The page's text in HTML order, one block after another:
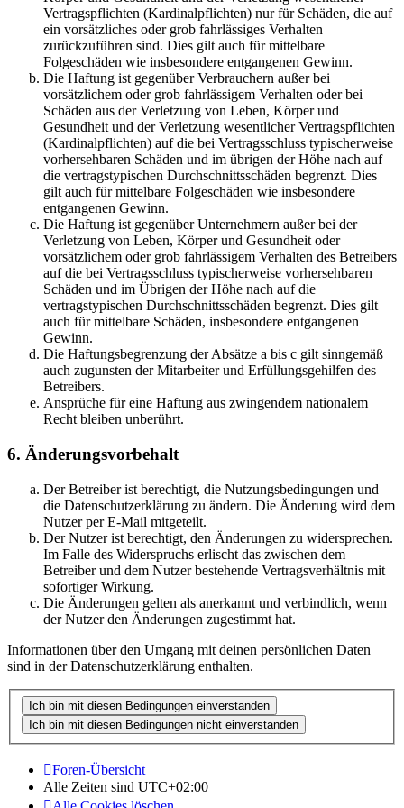
Vertragspflichten (Kardinalpflichten) nur für Schäden, die auf
ein vorsätzliches oder grob fahrlässiges Verhalten
zurückzuführen sind. Dies gilt auch für mittelbare
Folgeschäden wie insbesondere entgangenen Gewinn.
Die Haftung ist gegenüber Verbrauchern außer bei
vorsätzlichem oder grob fahrlässigem Verhalten oder bei
Schäden aus der Verletzung von Leben, Körper und
Gesundheit und der Verletzung wesentlicher Vertragspflichten
(Kardinalpflichten) auf die bei Vertragsschluss typischerweise
vorhersehbaren Schäden und im übrigen der Höhe nach auf
die vertragstypischen Durchschnittsschäden begrenzt. Dies
gilt auch für mittelbare Folgeschäden wie insbesondere
entgangenen Gewinn.
Die Haftung ist gegenüber Unternehmern außer bei der
Verletzung von Leben, Körper und Gesundheit oder
vorsätzlichem oder grob fahrlässigem Verhalten des Betreibers
auf die bei Vertragsschluss typischerweise vorhersehbaren
Schäden und im Übrigen der Höhe nach auf die
vertragstypischen Durchschnittsschäden begrenzt. Dies gilt
auch für mittelbare Schäden, insbesondere entgangenen
Gewinn.
Die Haftungsbegrenzung der Absätze a bis c gilt sinngemäß
auch zugunsten der Mitarbeiter und Erfüllungsgehilfen des
Betreibers.
Ansprüche für eine Haftung aus zwingendem nationalem
Recht bleiben unberührt.
6. Änderungsvorbehalt
Der Betreiber ist berechtigt, die Nutzungsbedingungen und
die Datenschutzerklärung zu ändern. Die Änderung wird dem
Nutzer per E-Mail mitgeteilt.
Der Nutzer ist berechtigt, den Änderungen zu widersprechen.
Im Falle des Widerspruchs erlischt das zwischen dem
Betreiber und dem Nutzer bestehende Vertragsverhältnis mit
sofortiger Wirkung.
Die Änderungen gelten als anerkannt und verbindlich, wenn
der Nutzer den Änderungen zugestimmt hat.
Informationen über den Umgang mit deinen persönlichen Daten
sind in der Datenschutzerklärung enthalten.
Foren-Übersicht
Alle Zeiten sind UTC+02:00